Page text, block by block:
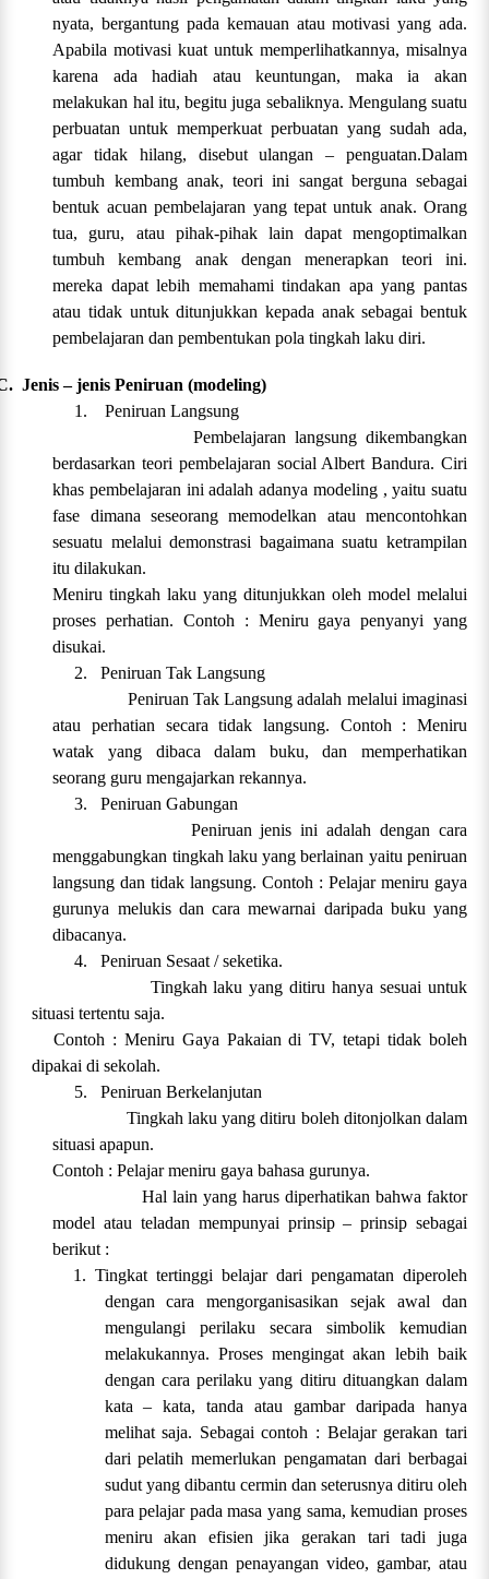
nyata, bergantung pada kemauan atau motivasi yang ada.
Apabila motivasi kuat untuk memperlihatkannya, misalnya
karena ada hadiah atau keuntungan, maka ia akan
melakukan hal itu, begitu juga sebaliknya. Mengulang suatu
perbuatan untuk memperkuat perbuatan yang sudah ada,
agar tidak hilang, disebut ulangan – penguatan.Dalam
tumbuh kembang anak, teori ini sangat berguna sebagai
bentuk acuan pembelajaran yang tepat untuk anak. Orang
tua, guru, atau pihak-pihak lain dapat mengoptimalkan
tumbuh kembang anak dengan menerapkan teori ini.
mereka dapat lebih memahami tindakan apa yang pantas
atau tidak untuk ditunjukkan kepada anak sebagai bentuk
pembelajaran dan pembentukan pola tingkah laku diri.
Jenis – jenis Peniruan (modeling)
1.
Peniruan Langsung
Pembelajaran langsung dikembangkan
berdasarkan teori pembelajaran social Albert Bandura. Ciri
khas pembelajaran ini adalah adanya modeling , yaitu suatu
fase dimana seseorang memodelkan atau mencontohkan
sesuatu melalui demonstrasi bagaimana suatu ketrampilan
itu dilakukan.
Meniru tingkah laku yang ditunjukkan oleh model melalui
proses perhatian. Contoh : Meniru gaya penyanyi yang
disukai.
2.
Peniruan Tak Langsung
Peniruan Tak Langsung adalah melalui imaginasi
atau perhatian secara tidak langsung. Contoh : Meniru
watak yang dibaca dalam buku, dan memperhatikan
seorang guru mengajarkan rekannya.
3.
Peniruan Gabungan
Peniruan jenis ini adalah dengan cara
menggabungkan tingkah laku yang berlainan yaitu peniruan
langsung dan tidak langsung. Contoh : Pelajar meniru gaya
gurunya melukis dan cara mewarnai daripada buku yang
dibacanya.
4.
Peniruan Sesaat / seketika.
Tingkah laku yang ditiru hanya sesuai untuk
situasi tertentu saja.
Contoh : Meniru Gaya Pakaian di TV, tetapi tidak boleh
dipakai di sekolah.
5.
Peniruan Berkelanjutan
Tingkah laku yang ditiru boleh ditonjolkan dalam
situasi apapun.
Contoh : Pelajar meniru gaya bahasa gurunya.
Hal lain yang harus diperhatikan bahwa faktor
model atau teladan mempunyai prinsip – prinsip sebagai
berikut :
1. Tingkat tertinggi belajar dari pengamatan diperoleh
dengan cara mengorganisasikan sejak awal dan
mengulangi perilaku secara simbolik kemudian
melakukannya. Proses mengingat akan lebih baik
dengan cara perilaku yang ditiru dituangkan dalam
kata – kata, tanda atau gambar daripada hanya
melihat saja. Sebagai contoh : Belajar gerakan tari
dari pelatih memerlukan pengamatan dari berbagai
sudut yang dibantu cermin dan seterusnya ditiru oleh
para pelajar pada masa yang sama, kemudian proses
meniru akan efisien jika gerakan tari tadi juga
didukung dengan penayangan video, gambar, atau